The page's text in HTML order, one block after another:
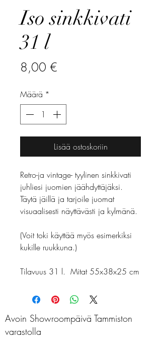
Iso sinkkivati
31 l
8,00 €
Määrä *
Lisää ostoskoriin
Retro-ja vintage- tyylinen sinkkivati
juhliesi juomien jäähdyttäjäksi.
Täytä jäillä ja tarjoile juomat
visuaalisesti näyttävästi ja kylmänä.
(Voit toki käyttää myös esimerkiksi
kukille ruukkuna.)
Tilavuus 31 l. Mitat 55x38x25 cm
Avoin Showroompäivä Tammiston
varastolla